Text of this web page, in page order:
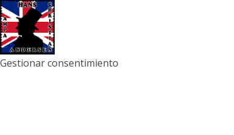
Gestionar consentimiento